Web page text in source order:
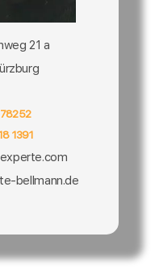
21 a
1391
bellmann.de